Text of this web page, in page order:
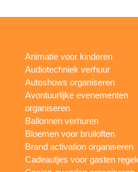
Animatie voor kinderen
Audiotechniek verhuur
Autoshows organiseren
Avontuurlijke evenementen
organiseren
Ballonnen verhuren
Bloemen voor bruiloften
Brand activation organiseren
Cadeautjes voor gasten